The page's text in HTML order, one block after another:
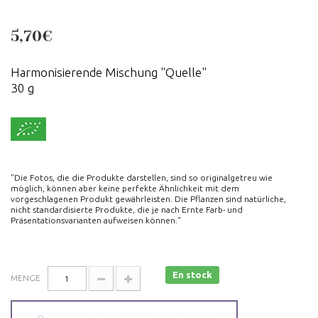
5,70€
Harmonisierende Mischung "Quelle"
30 g
"Die Fotos, die die Produkte darstellen, sind so originalgetreu wie
möglich, können aber keine perfekte Ähnlichkeit mit dem
vorgeschlagenen Produkt gewährleisten. Die Pflanzen sind natürliche,
nicht standardisierte Produkte, die je nach Ernte Farb- und
Präsentationsvarianten aufweisen können."
MENGE En stock